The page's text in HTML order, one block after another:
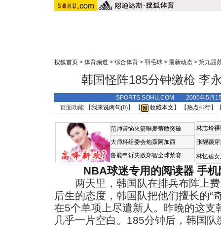
搜狐首页 > 体育频道 > 综合体育 > 羽毛球 > 最新动态 > 第九届
韩国怪阵185分钟缴枪 李
SPORTS.SOHU.COM 2005年5月
页面功能 【我来说两句(0)】 【 收藏本文 】 【热点排行】
范帅苦恼火箭唯麦蒂敢突破
大师杯组委会炮轰阿加西
鲁能申诉失败郑智全球禁赛
林志玲
张靓颖
林忆莲
NBA球迷专用的阅读器 手
两天里，韩国队在排兵布阵上费
后生的态度，韩国队把他们擅长的“
在5个单项上尽遣新人。昨晚的这支
几乎一片空白。185分钟后，韩国